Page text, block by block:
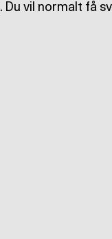
Du vil normalt få